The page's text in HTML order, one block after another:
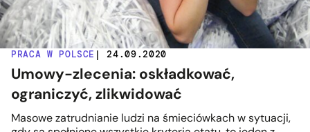
PRACA W POLSCE | 24.09.2020
Umowy-zlecenia: oskładkować,
ograniczyć, zlikwidować
Masowe zatrudnianie ludzi na śmieciówkach w sytuacji,